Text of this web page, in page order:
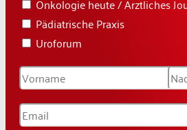
Pädiatrische Praxis
Uroforum